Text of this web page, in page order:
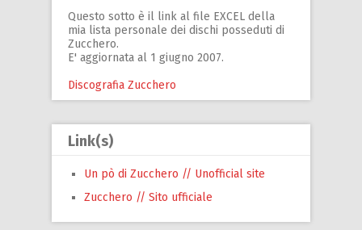
Questo sotto è il link al file EXCEL della
mia lista personale dei dischi posseduti di
Zucchero.
E' aggiornata al 1 giugno 2007.
Discografia Zucchero
Link(s)
Un pò di Zucchero // Unofficial site
Zucchero // Sito ufficiale